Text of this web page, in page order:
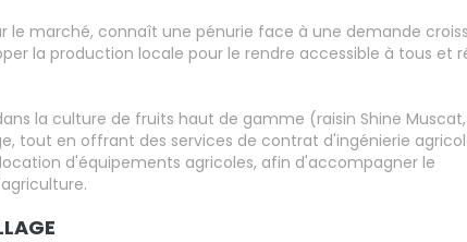
le marché, connaît une pénurie face à une demande
la production locale pour le rendre accessible à tous et
dans la culture de fruits haut de gamme (raisin Shine Muscat,
tout en offrant des services de contrat d'ingénierie
d'équipements agricoles, afin d'accompagner le